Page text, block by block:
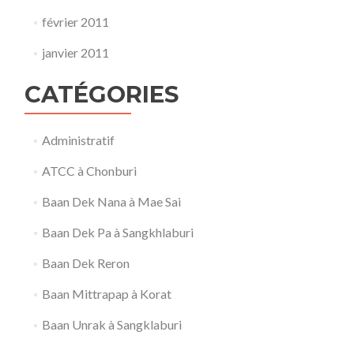
février 2011
janvier 2011
CATÉGORIES
Administratif
ATCC à Chonburi
Baan Dek Nana à Mae Sai
Baan Dek Pa à Sangkhlaburi
Baan Dek Reron
Baan Mittrapap à Korat
Baan Unrak à Sangklaburi